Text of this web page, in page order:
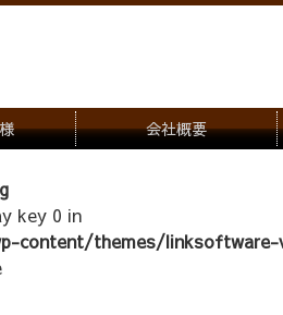
会社概要
key 0 in
content/themes/